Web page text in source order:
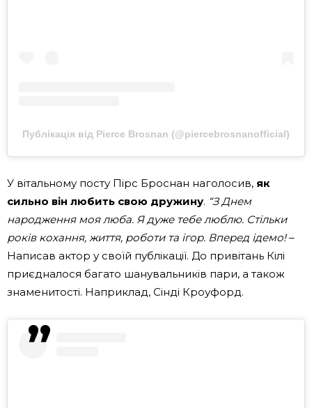
Публікація від Pierce Brosnan (@piercebrosnanofficial)
У вітальному посту Пірс Броснан наголосив, як
сильно він любить свою дружину. “З Днем
народження моя люба. Я дуже тебе люблю. Стільки
років кохання, життя, роботи та ігор. Вперед ідемо!–
Написав актор у своїй публікації. До привітань Кілі
приєдналося багато шанувальників пари, а також
знаменитості. Наприклад, Сінді Кроуфорд.